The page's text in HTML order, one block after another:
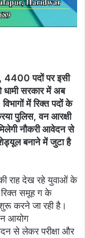
4400 पदों पर इसी
धामी सरकार में अब
में रिक्त पदों के
पुलिस, वन आरक्षी
नौकरीआवेदन से
बनाने में जुटा है
राह देख रहे युवाओं के
रिक्त समूह ग के
करने जा रही है।
आयोग
से लेकर परीक्षा और